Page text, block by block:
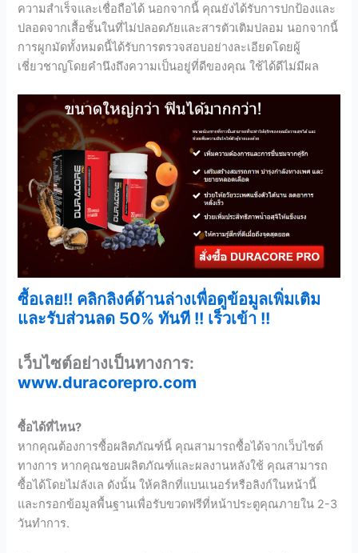
ความสำเร็จและเชื่อถือได้ นอกจากนี้ คุณยังได้รับการปกป้องและ
ปลอดจากเสื้อชั้นในที่ไม่ปลอดภัยและสารตัวเติมปลอม นอกจากนี้
การผูกมัดทั้งหมดนี้ได้รับการตรวจสอบอย่างละเอียดโดยผู้
เชี่ยวชาญโดยคำนึงถึงความเป็นอยู่ที่ดีของคุณ ใช้ได้ดีไม่มีผล
ซื้อเลย!! คลิกลิงค์ด้านล่างเพื่อดูข้อมูลเพิ่มเติม
และรับส่วนลด 50% ทันที !! เร็วเข้า !!
เว็บไซต์อย่างเป็นทางการ:
www.duracorepro.com
ซื้อได้ที่ไหน?
หากคุณต้องการซื้อผลิตภัณฑ์นี้ คุณสามารถซื้อได้จากเว็บไซต์
ทางการ หากคุณชอบผลิตภัณฑ์และผลงานหลังใช้ คุณสามารถ
ซื้อได้โดยไม่ลังเล ดังนั้น ให้คลิกที่แบนเนอร์หรือลิงก์ในหน้านี้
และกรอกข้อมูลพื้นฐานเพื่อรับขวดฟรีที่หน้าประตูคุณภายใน 2-3
วันทำการ.